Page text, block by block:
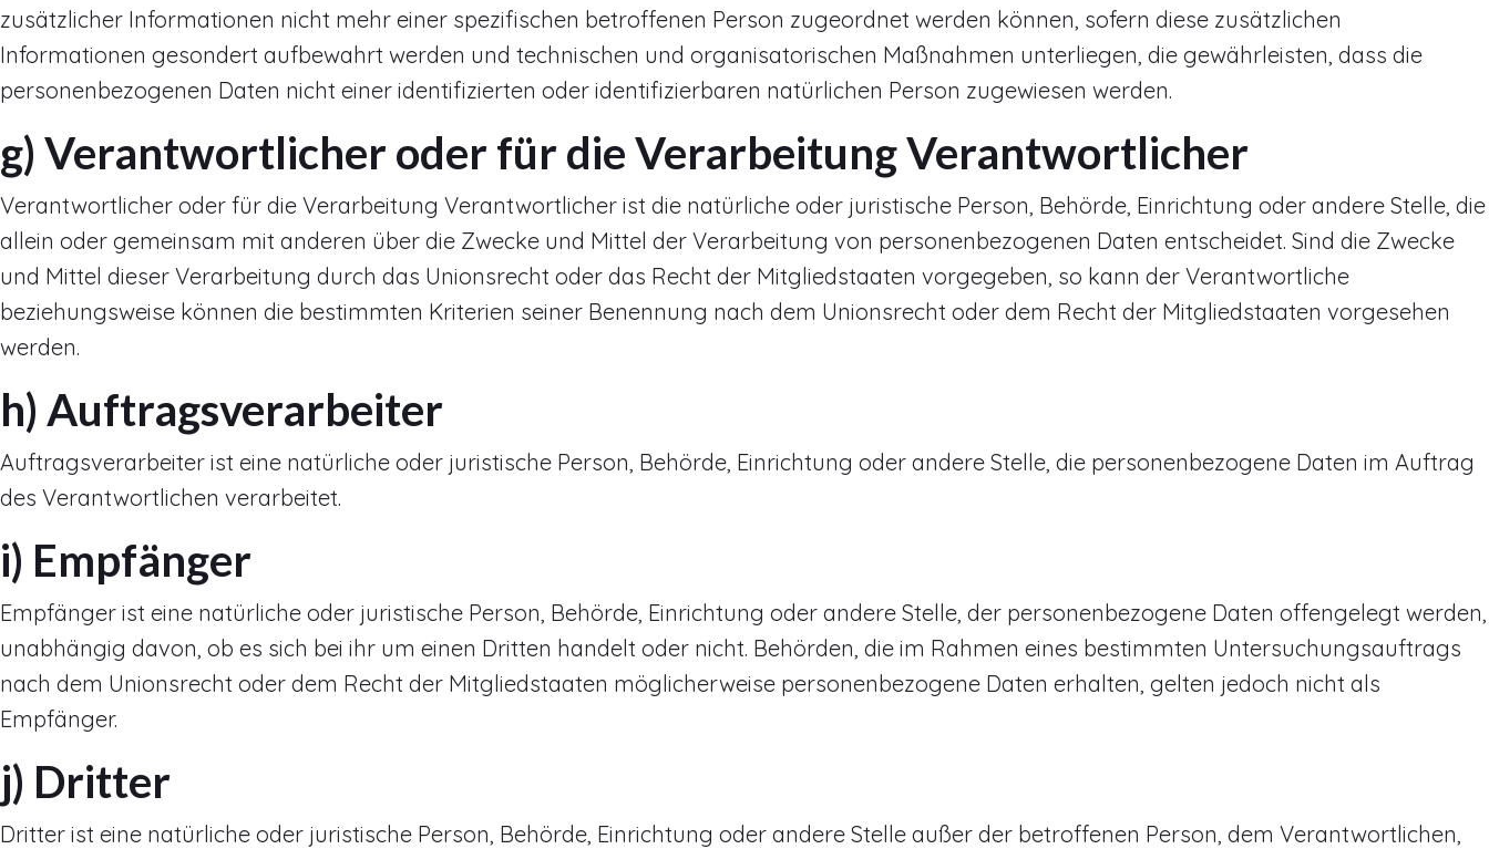
zusätzlicher Informationen nicht mehr einer spezifischen betroffenen Person zugeordnet werden können, sofern diese zusätzlichen
Informationen gesondert aufbewahrt werden und technischen und organisatorischen Maßnahmen unterliegen, die gewährleisten, dass die
personenbezogenen Daten nicht einer identifizierten oder identifizierbaren natürlichen Person zugewiesen werden.
g) Verantwortlicher oder für die Verarbeitung Verantwortlicher
Verantwortlicher oder für die Verarbeitung Verantwortlicher ist die natürliche oder juristische Person, Behörde, Einrichtung oder andere Stelle, die
allein oder gemeinsam mit anderen über die Zwecke und Mittel der Verarbeitung von personenbezogenen Daten entscheidet. Sind die Zwecke
und Mittel dieser Verarbeitung durch das Unionsrecht oder das Recht der Mitgliedstaaten vorgegeben, so kann der Verantwortliche
beziehungsweise können die bestimmten Kriterien seiner Benennung nach dem Unionsrecht oder dem Recht der Mitgliedstaaten vorgesehen
werden.
h) Auftragsverarbeiter
Auftragsverarbeiter ist eine natürliche oder juristische Person, Behörde, Einrichtung oder andere Stelle, die personenbezogene Daten im Auftrag
des Verantwortlichen verarbeitet.
i) Empfänger
Empfänger ist eine natürliche oder juristische Person, Behörde, Einrichtung oder andere Stelle, der personenbezogene Daten offengelegt werden,
unabhängig davon, ob es sich bei ihr um einen Dritten handelt oder nicht. Behörden, die im Rahmen eines bestimmten Untersuchungsauftrags
nach dem Unionsrecht oder dem Recht der Mitgliedstaaten möglicherweise personenbezogene Daten erhalten, gelten jedoch nicht als
Empfänger.
j) Dritter
Dritter ist eine natürliche oder juristische Person, Behörde, Einrichtung oder andere Stelle außer der betroffenen Person, dem Verantwortlichen,